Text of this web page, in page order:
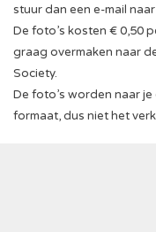
stuur dan een e-mail naar
De foto’s kosten € 0,50
graag overmaken naar
Society.
De foto’s worden naar
formaat, dus niet het